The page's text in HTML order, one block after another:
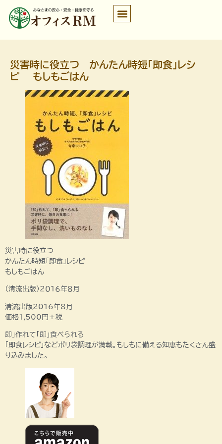
災害時に役立つ かんたん時短「即食」レシ
ピ もしもごはん
災害時に役立つ
かんたん時短「即食」レシピ
もしもごはん
（清流出版）２０１６年８月
清流出版2016年8月
価格1,500円＋税
即」作れて「即」食べられる
「即食レシピ」などポリ袋調理が満載。もしもに備える知恵もたくさん盛
り込みました。